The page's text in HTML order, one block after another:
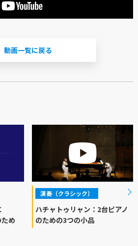
動画一覧に戻る
め
演奏（クラシック）
ハチャトゥリャン：2台ピアノ
のための3つの小品